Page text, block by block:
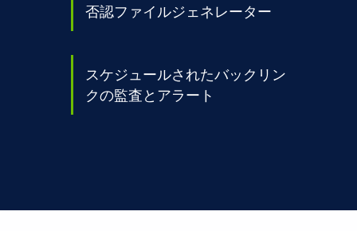
否認ファイルジェネレーター
スケジュールされたバックリン
クの監査とアラート